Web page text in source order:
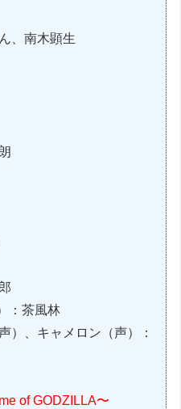
、南木顕生
：茶風林
）、キャメロン（声）：
of GODZILLA〜